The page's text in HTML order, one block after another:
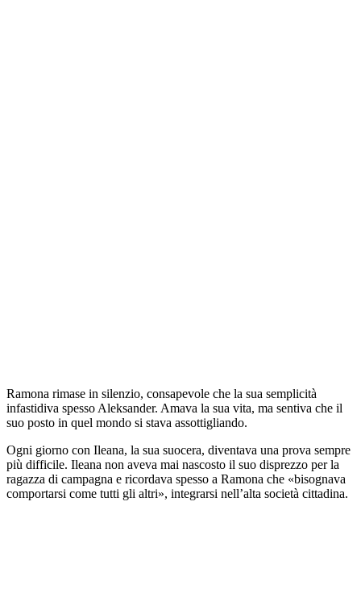
Ramona rimase in silenzio, consapevole che la sua semplicità
infastidiva spesso Aleksander. Amava la sua vita, ma sentiva che il
suo posto in quel mondo si stava assottigliando.
Ogni giorno con Ileana, la sua suocera, diventava una prova sempre
più difficile. Ileana non aveva mai nascosto il suo disprezzo per la
ragazza di campagna e ricordava spesso a Ramona che «bisognava
comportarsi come tutti gli altri», integrarsi nell’alta società cittadina.